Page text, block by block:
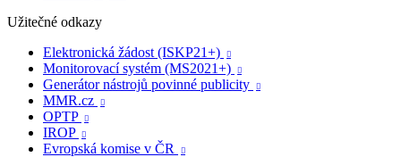
Užitečné odkazy
Elektronická žádost (ISKP21+)

Monitorovací systém (MS2021+) 
Generátor nástrojů povinné publicity 
MMR.cz 
OPTP 
IROP 
Evropská komise v ČR 